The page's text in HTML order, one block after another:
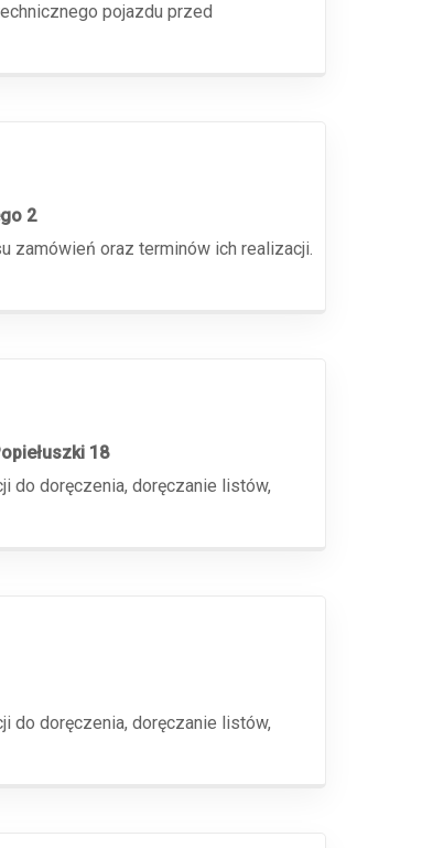
pojazdu przed
2
zamówień oraz terminów ich realizacji.
18
do doręczenia, doręczanie listów,
do doręczenia, doręczanie listów,